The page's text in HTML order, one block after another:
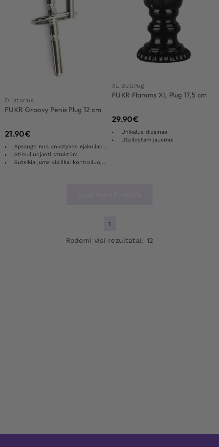
Dilatorius
FUKR Groovy Penis Plug 12 cm
21.90€
Apsaugo nuo ankstyvos ejakuliacijos
Stimuliuojanti struktūra
Suteikia jums visiškai kontroliuojamą malonumą
XL ButtPug
FUKR Flamms XL Plug 17,5 cm
29.90€
Unikalus dizainas
Užpildytam jausmui
1
Rodomi visi rezultatai: 12